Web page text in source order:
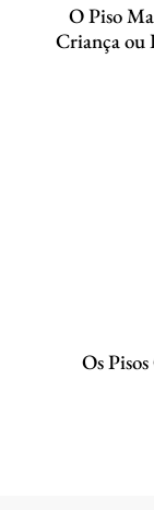
O Piso
Criança ou
Os